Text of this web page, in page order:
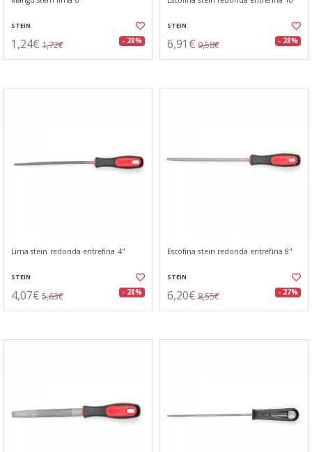
STEIN
1,24€ 1,72€ - 28%
STEIN
6,91€ 9,58€ - 28%
Lima stein redonda entrefina 4"
STEIN
4,07€ 5,63€ - 28%
Escofina stein redonda entrefina 8"
STEIN
6,20€ 8,55€ - 27%